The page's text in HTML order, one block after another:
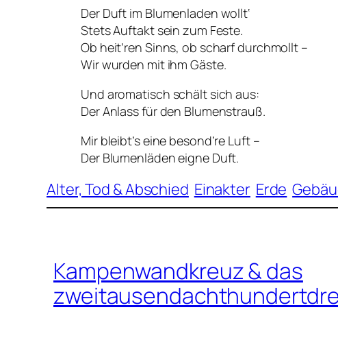
Der Duft im Blumenladen wollt‘
Stets Auftakt sein zum Feste.
Ob heit’ren Sinns, ob scharf durchmollt –
Wir wurden mit ihm Gäste.
Und aromatisch schält sich aus:
Der Anlass für den Blumenstrauß.
Mir bleibt’s eine besond’re Luft –
Der Blumenläden eigne Duft.
Alter, Tod & Abschied Einakter Erde
Kampenwandkreuz & das